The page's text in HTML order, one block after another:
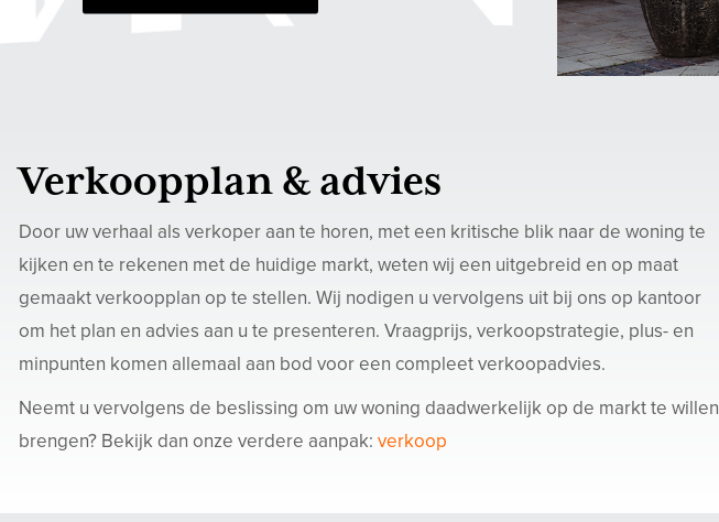
Verkoopplan & advies
Door uw verhaal als verkoper aan te horen, met een kritische blik naar de woning te
kijken en te rekenen met de huidige markt, weten wij een uitgebreid en op maat
gemaakt verkoopplan op te stellen. Wij nodigen u vervolgens uit bij ons op kantoor
om het plan en advies aan u te presenteren. Vraagprijs, verkoopstrategie, plus- en
minpunten komen allemaal aan bod voor een compleet verkoopadvies.
Neemt u vervolgens de beslissing om uw woning daadwerkelijk op de markt te willen
brengen? Bekijk dan onze verdere aanpak: verkoop